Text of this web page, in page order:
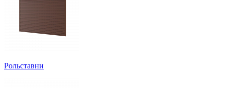
Рольставни